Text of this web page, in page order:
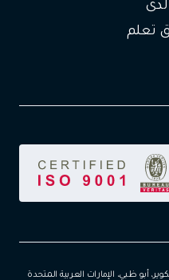
تعلم
أبو ظبي، الإمارات العربية المتحدة